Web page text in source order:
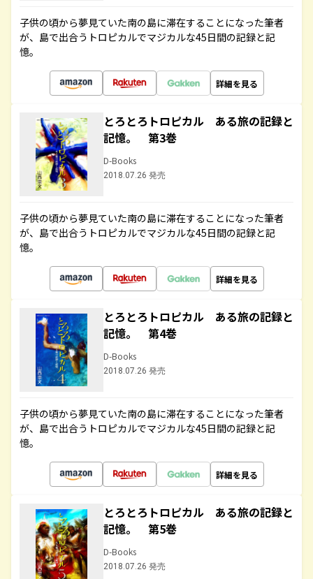
子供の頃から夢見ていた南の島に滞在することになった筆者
が、島で出合うトロピカルでマジカルな45日間の記録と記
憶。
詳細を見る
とろとろトロピカル ある旅の記録と
記憶。 第3巻
D-Books
2018.07.26 発売
子供の頃から夢見ていた南の島に滞在することになった筆者
が、島で出合うトロピカルでマジカルな45日間の記録と記
憶。
詳細を見る
とろとろトロピカル ある旅の記録と
記憶。 第4巻
D-Books
2018.07.26 発売
子供の頃から夢見ていた南の島に滞在することになった筆者
が、島で出合うトロピカルでマジカルな45日間の記録と記
憶。
詳細を見る
とろとろトロピカル ある旅の記録と
記憶。 第5巻
D-Books
2018.07.26 発売